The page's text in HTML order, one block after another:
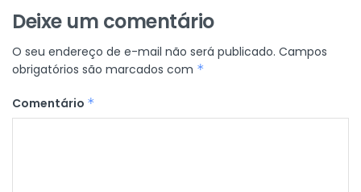
Deixe um comentário
O seu endereço de e-mail não será publicado. Campos
obrigatórios são marcados com *
Comentário *